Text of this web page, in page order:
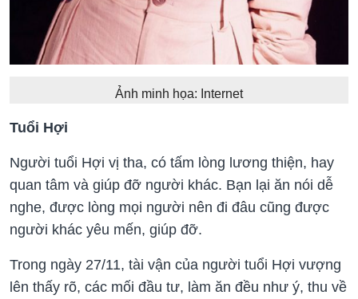
Ảnh minh họa: Internet
Tuổi Hợi
Người tuổi Hợi vị tha, có tấm lòng lương thiện, hay
quan tâm và giúp đỡ người khác. Bạn lại ăn nói dễ
nghe, được lòng mọi người nên đi đâu cũng được
người khác yêu mến, giúp đỡ.
Trong ngày 27/11, tài vận của người tuổi Hợi vượng
lên thấy rõ, các mối đầu tư, làm ăn đều như ý, thu về